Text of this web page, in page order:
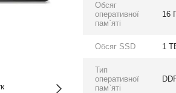
Обсяг
оперативної
пам`яті
16
Обсяг SSD 1
Тип
оперативної
пам`яті